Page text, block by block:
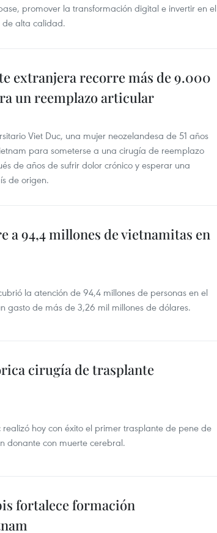
promover la transformación digital e invertir en el
de alta calidad.
extranjera recorre más de 9.000
un reemplazo articular
Viet Duc, una mujer neozelandesa de 51 años
para someterse a una cirugía de reemplazo
de años de sufrir dolor crónico y esperar una
de origen.
a 94,4 millones de vietnamitas en
la atención de 94,4 millones de personas en el
gasto de más de 3,26 mil millones de dólares.
cirugía de trasplante
realizó hoy con éxito el primer trasplante de pene de
donante con muerte cerebral.
fortalece formación